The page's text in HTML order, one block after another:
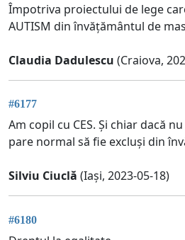
Împotriva proiectului de lege
AUTISM din învățământul de
Claudia Dadulescu (Craiova,
#6177
Am copil cu CES. Și chiar dacă
pare normal să fie excluși din
Silviu Ciuclă (Iași, 2023-05-18)
#6180